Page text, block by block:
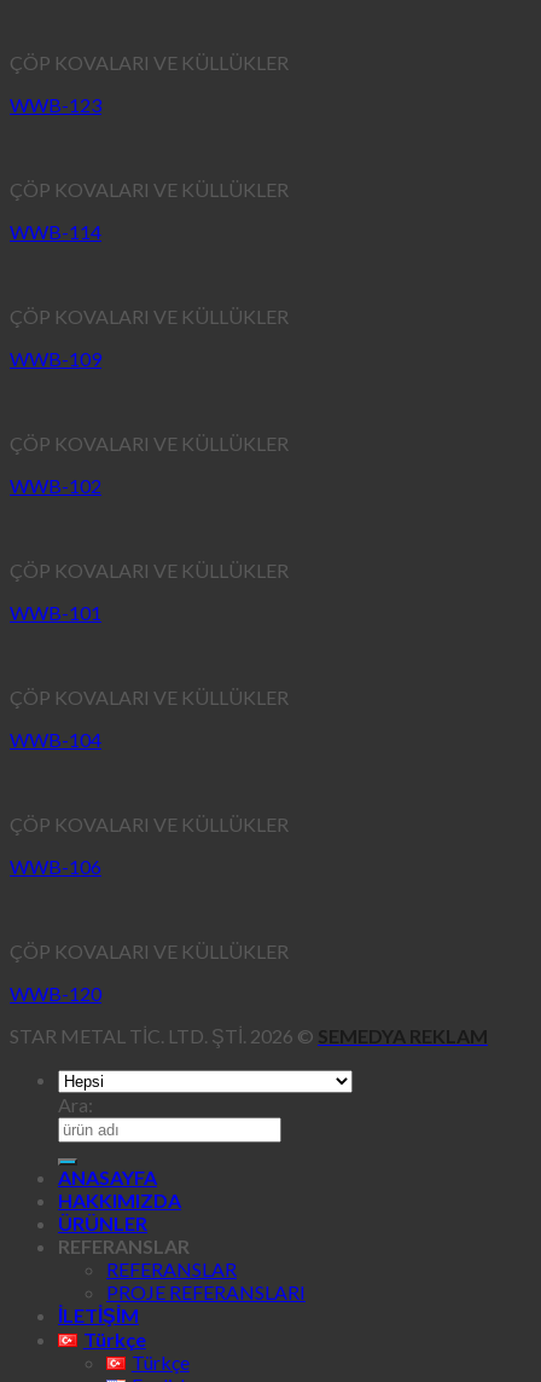
ÇÖP KOVALARI VE KÜLLÜKLER
WWB-123
ÇÖP KOVALARI VE KÜLLÜKLER
WWB-114
ÇÖP KOVALARI VE KÜLLÜKLER
WWB-109
ÇÖP KOVALARI VE KÜLLÜKLER
WWB-102
ÇÖP KOVALARI VE KÜLLÜKLER
WWB-101
ÇÖP KOVALARI VE KÜLLÜKLER
WWB-104
ÇÖP KOVALARI VE KÜLLÜKLER
WWB-106
ÇÖP KOVALARI VE KÜLLÜKLER
WWB-120
STAR METAL TİC. LTD. ŞTİ. 2026 © SEMEDYA REKLAM
Ara:
ANASAYFA
HAKKIMIZDA
ÜRÜNLER
REFERANSLAR
REFERANSLAR
PROJE REFERANSLARI
İLETİŞİM
Türkçe
Türkçe